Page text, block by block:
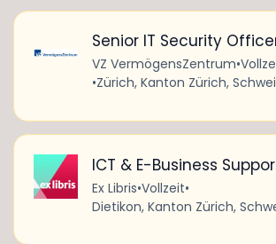
Senior IT Security
VZ VermögensZentrum•
•Zürich, Kanton Zürich,
ICT & E-Business
Ex Libris•Vollzeit•
Dietikon, Kanton Zürich,